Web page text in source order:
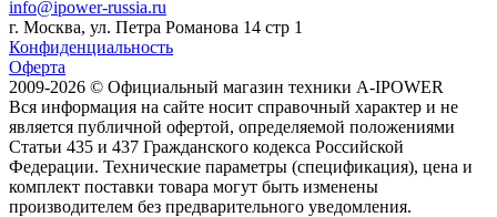
info@ipower-russia.ru
г. Москва, ул. Петра Романова 14 стр 1
Конфиденциальность
Оферта
2009-2026 © Официальный магазин техники A-IPOWER
Вся информация на сайте носит справочный характер и не
является публичной офертой, определяемой положениями
Статьи 435 и 437 Гражданского кодекса Российской
Федерации. Технические параметры (спецификация), цена и
комплект поставки товара могут быть изменены
производителем без предварительного уведомления.